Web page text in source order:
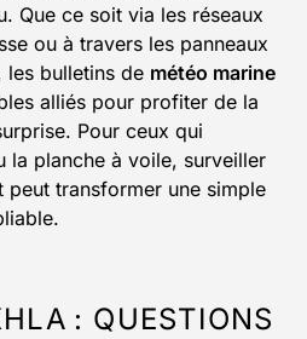
Que ce soit via les réseaux
ou à travers les panneaux
les bulletins de météo marine
alliés pour profiter de la
Pour ceux qui
la planche à voile, surveiller
peut transformer une simple
: QUESTIONS